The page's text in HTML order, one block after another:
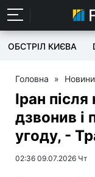
ОБСТРІЛ КИЄВА
Головна » Новини
Іран
дзвонив і
угоду, -
02:36 09.07.2026 Чт